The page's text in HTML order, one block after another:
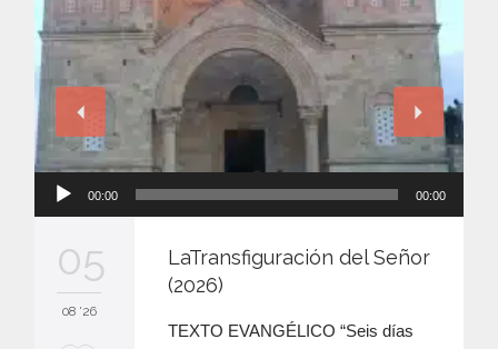
00:00 00:00
05
08 '26
LaTransfiguración del Señor
(2026)
TEXTO EVANGÉLICO “Seis días